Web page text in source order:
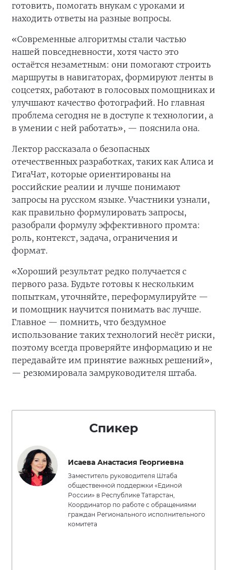
готовить, помогать внукам с уроками и
находить ответы на разные вопросы.
«Современные алгоритмы стали частью
нашей повседневности, хотя часто это
остаётся незаметным: они помогают строить
маршруты в навигаторах, формируют ленты в
соцсетях, работают в голосовых помощниках и
улучшают качество фотографий. Но главная
проблема сегодня не в доступе к технологии, а
в умении с ней работать», — пояснила она.
Лектор рассказала о безопасных
отечественных разработках, таких как Алиса и
ГигаЧат, которые ориентированы на
российские реалии и лучше понимают
запросы на русском языке. Участники узнали,
как правильно формулировать запросы,
разобрали формулу эффективного промта:
роль, контекст, задача, ограничения и
формат.
«Хороший результат редко получается с
первого раза. Будьте готовы к нескольким
попыткам, уточняйте, переформулируйте —
и помощник научится понимать вас лучше.
Главное — помнить, что бездумное
использование таких технологий несёт риски,
поэтому всегда проверяйте информацию и не
передавайте им принятие важных решений»,
— резюмировала замруководителя штаба.
Спикер
Исаева Анастасия Георгиевна
Заместитель руководителя Штаба
общественной поддержки «Единой
России» в Республике Татарстан,
Координатор по работе с обращениями
граждан Регионального исполнительного
комитета